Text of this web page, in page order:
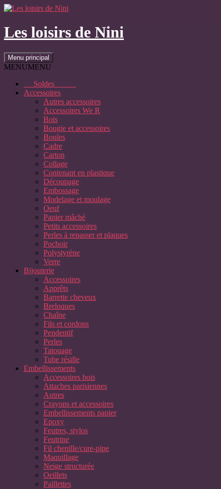
Aller
contenu
Les loisirs de Nini
Recherche
Menu principal
MENUMENU
Soldes
Accessoires
Autres accessoires
Accessoires We R
Bois
Bougie et accessoires
Boules
Cadre
Carton
Collage
Contenant en plastique
Découpage
Embossage
Modelage et moulage
Oeuf
Papier mâché
Petits accessoires
Perles à repasser et plaques
Pochoir
Polystyrène
Verre
Bijouterie
Accessoires
Apprêts
Barrette cheveux
Breloques
Chaîne
Fils et cordons
Pendentif
Perles
Tatouage
Tube résille
Embellissements
Accessoires bois
Attaches parisiennes
Autres
Crayons et accessoires
Embellissements papier
Epoxy
Feutres, stylos
Feutrine
Fil chenille/cure-pipe
Maquillage
Neige structurée
Oeillets
Paillettes